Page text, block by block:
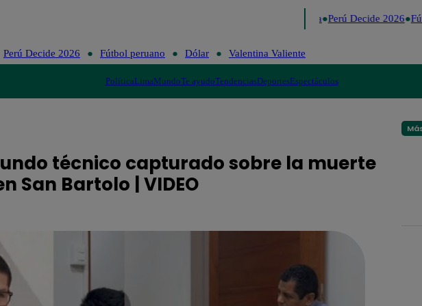
Perú Decide 2026
Perú Decide 2026 Fútbol peruano Dólar Valentina Valiente
PolíticaLimaMundoTe ayudoTendenciasDeportesEspectáculos
técnico capturado sobre la muerte
San Bartolo | VIDEO